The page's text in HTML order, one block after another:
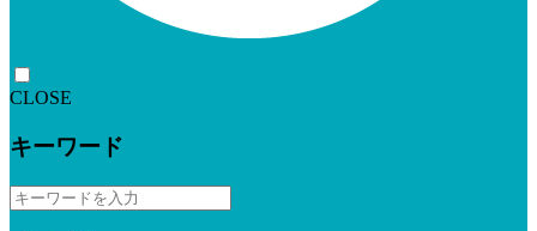
CLOSE
キーワード